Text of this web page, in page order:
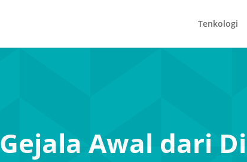
Tenkologi
Gejala Awal dari